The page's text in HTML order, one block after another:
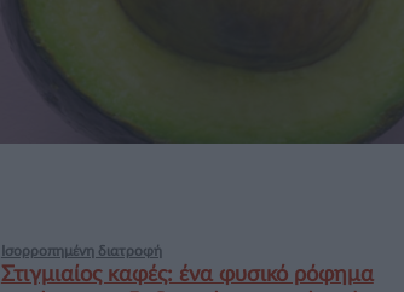
Ισορροπημένη διατροφή
Στιγμιαίος καφές: ένα φυσικό ρόφημα